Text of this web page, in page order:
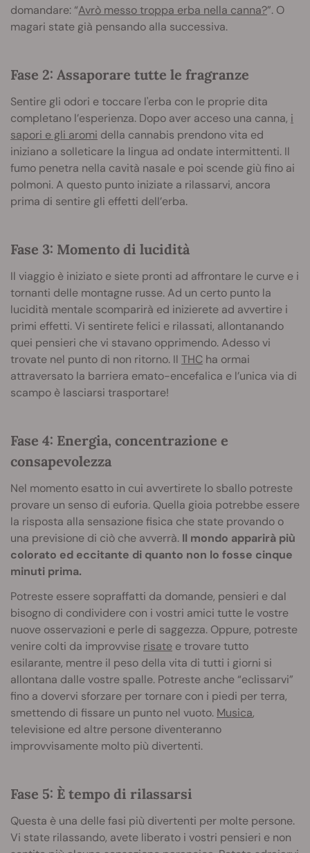
domandare: “Avrò messo troppa erba nella canna?”. O
magari state già pensando alla successiva.
Fase 2: Assaporare tutte le fragranze
Sentire gli odori e toccare l'erba con le proprie dita
completano l’esperienza. Dopo aver acceso una canna, i
sapori e gli aromi della cannabis prendono vita ed
iniziano a solleticare la lingua ad ondate intermittenti. Il
fumo penetra nella cavità nasale e poi scende giù fino ai
polmoni. A questo punto iniziate a rilassarvi, ancora
prima di sentire gli effetti dell’erba.
Fase 3: Momento di lucidità
Il viaggio è iniziato e siete pronti ad affrontare le curve e i
tornanti delle montagne russe. Ad un certo punto la
lucidità mentale scomparirà ed inizierete ad avvertire i
primi effetti. Vi sentirete felici e rilassati, allontanando
quei pensieri che vi stavano opprimendo. Adesso vi
trovate nel punto di non ritorno. Il THC ha ormai
attraversato la barriera emato-encefalica e l’unica via di
scampo è lasciarsi trasportare!
Fase 4: Energia, concentrazione e
consapevolezza
Nel momento esatto in cui avvertirete lo sballo potreste
provare un senso di euforia. Quella gioia potrebbe essere
la risposta alla sensazione fisica che state provando o
una previsione di ciò che avverrà. Il mondo apparirà più
colorato ed eccitante di quanto non lo fosse cinque
minuti prima.
Potreste essere sopraffatti da domande, pensieri e dal
bisogno di condividere con i vostri amici tutte le vostre
nuove osservazioni e perle di saggezza. Oppure, potreste
venire colti da improvvise risate e trovare tutto
esilarante, mentre il peso della vita di tutti i giorni si
allontana dalle vostre spalle. Potreste anche “eclissarvi”
fino a dovervi sforzare per tornare con i piedi per terra,
smettendo di fissare un punto nel vuoto. Musica,
televisione ed altre persone diventeranno
improvvisamente molto più divertenti.
Fase 5: È tempo di rilassarsi
Questa è una delle fasi più divertenti per molte persone.
Vi state rilassando, avete liberato i vostri pensieri e non